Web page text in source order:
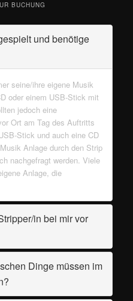
BUCHUNG
und benötige
seine/ihre eigene Musik
oder einem USB-Stick mit
jedoch eine
Ort am Tag des Auftritts
Stick und auch eine CD
Anlage durch den Strip
nachgefragt werden. Viele
Anlage, die
in bei mir vor
Dinge müssen im